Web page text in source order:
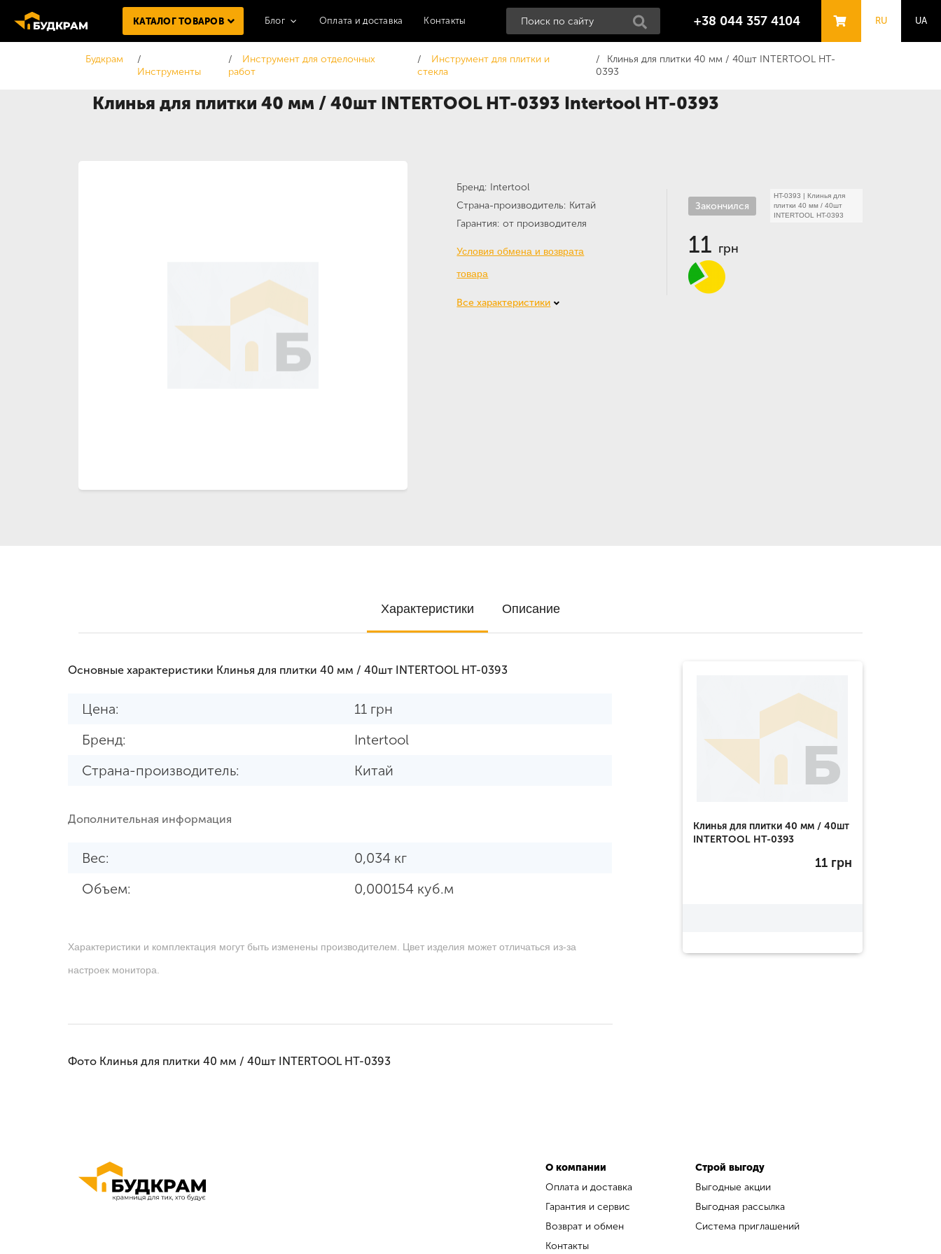
КАТАЛОГ ТОВАРОВ Блог Оплата и доставка Контакты +38 044 357 4104 RU UA
Будкрам
Инструменты
Инструмент для отделочных
работ
Инструмент для плитки и
стекла
Клинья для плитки 40 мм / 40шт INTERTOOL HT-
0393
Клинья для плитки 40 мм / 40шт INTERTOOL HT-0393 Intertool HT-0393
Бренд Intertool
Страна-производитель Китай
Гарантия от производителя
Условия обмена и возврата
товара
Все характеристики
Закончился
HT-0393 | Клинья для
плитки 40 мм / 40шт
INTERTOOL HT-0393
11 грн
Характеристики Описание
Основные характеристики Клинья для плитки 40 мм / 40шт INTERTOOL HT-0393
Цена: 11 грн
Бренд:
Intertool
Страна-производитель:
Китай
Дополнительная информация
Вес:
0,034 кг
Объем:
0,000154 куб.м
Характеристики и комплектация могут быть изменены производителем. Цвет изделия может отличаться из-за
настроек монитора.
Фото Клинья для плитки 40 мм / 40шт INTERTOOL HT-0393
Клинья для плитки 40 мм / 40шт
INTERTOOL HT-0393
11 грн
О компании
Оплата и доставка
Гарантия и сервис
Возврат и обмен
Контакты
Строй выгоду
Выгодные акции
Выгодная рассылка
Система приглашений